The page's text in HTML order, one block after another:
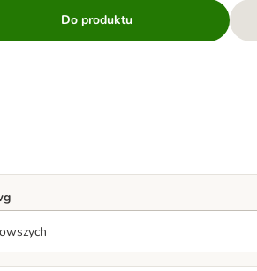
Do produktu